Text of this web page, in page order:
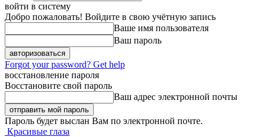
войти в систему
Добро пожаловать! Войдите в свою учётную запись
Ваше имя пользователя
Ваш пароль
Forgot your password? Get help
восстановление пароля
Восстановите свой пароль
Ваш адрес электронной почты
Пароль будет выслан Вам по электронной почте.
Красивые глаза